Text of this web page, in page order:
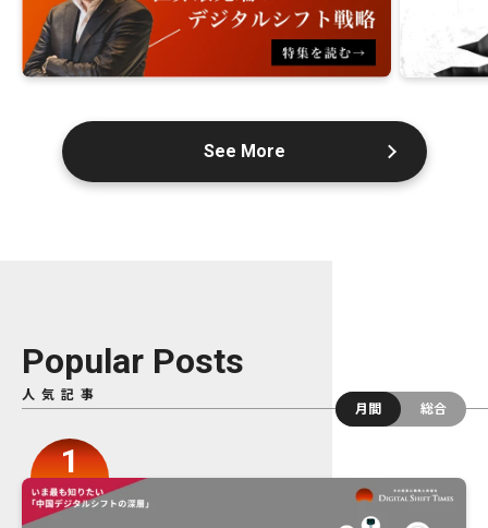
See More
Popular Posts
人気記事
月間
総合